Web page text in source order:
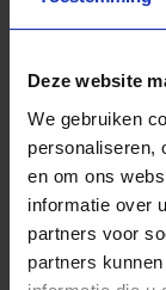
Deze website
We gebruiken
personaliseren,
en om ons
informatie over
partners voor
partners
Ledvance